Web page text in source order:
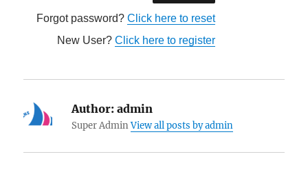
Forgot password?Click here to reset
New User?Click here to register
Author: admin
Super AdminView all posts by admin